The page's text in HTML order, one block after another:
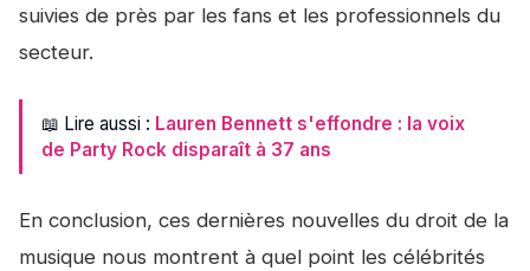
suivies de près par les fans et les professionnels du
secteur.
📖 Lire aussi : Lauren Bennett s'effondre : la voix
de Party Rock disparaît à 37 ans
En conclusion, ces dernières nouvelles du droit de la
musique nous montrent à quel point les célébrités